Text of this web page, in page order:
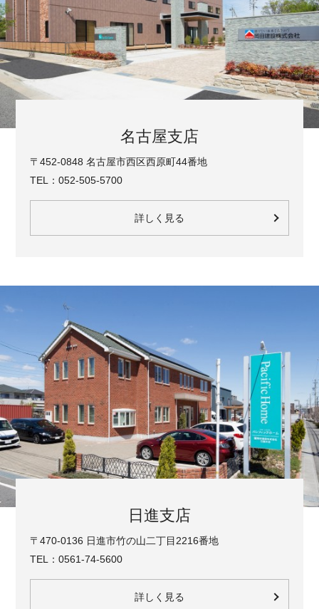
名古屋支店
〒452-0848 名古屋市西区西原町44番地
TEL：052-505-5700
詳しく見る
日進支店
〒470-0136 日進市竹の山二丁目2216番地
TEL：0561-74-5600
詳しく見る